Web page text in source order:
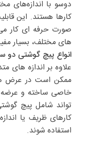
دوسو با اندازه‌های
کارها هستند. این
صورت حرفه ای کار می
های مختلف، بسیار
انواع پیچ گوشتی دو
علاوه بر اندازه های
ممکن است در عرض
خاصی ساخته و عرضه
تواند شامل پیچ
کارهای ظریف یا
استفاده شوند.